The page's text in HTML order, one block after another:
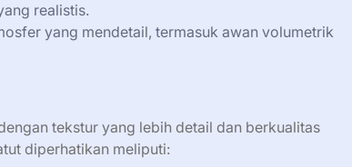
realistis.
yang mendetail, termasuk awan volumetrik
tekstur yang lebih detail dan berkualitas
diperhatikan meliputi: